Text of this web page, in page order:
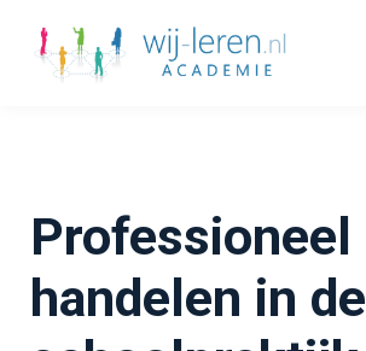
Kennisdossiers
Series
Inloggen
Account maken
Professioneel
handelen in de